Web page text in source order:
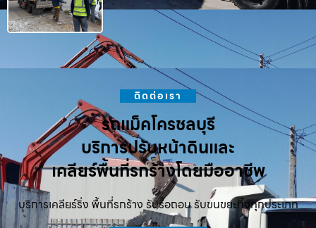
ติดต่อเรา
รถแม็คโครชลบุรี
บริการปรับหน้าดินและ
เคลียร์พื้นที่รกร้างโดยมืออาชีพ
บริการเคลียร์ริ่ง พื้นที่รกร้าง รับรื้อถอน รับขนขยะทิ้งทุกประเภท